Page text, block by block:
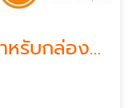
ม้วนลวดเย็บกระดาษสำหรับกล่องกระดาษ